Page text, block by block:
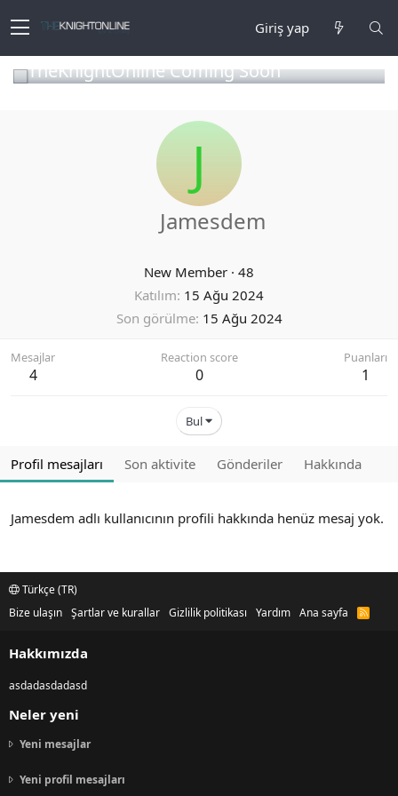
Giriş yap
TheKnightOnline Coming Soon
J
Jamesdem
New Member · 48
Katılım 15 Ağu 2024
Son görülme 15 Ağu 2024
Mesajlar
4
Reaction score
0
Puanları
1
Bul
Profil mesajları Son aktivite Gönderiler Hakkında
Jamesdem adlı kullanıcının profili hakkında henüz mesaj yok.
Türkçe (TR)
Bize ulaşın Şartlar ve kurallar Gizlilik politikası Yardım Ana sayfa
R
Hakkımızda
asdadasdadasd
Neler yeni
Yeni mesajlar
Yeni profil mesajları